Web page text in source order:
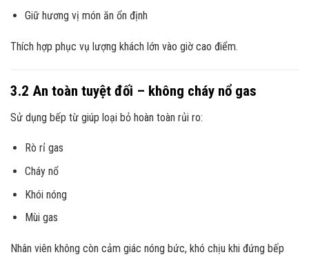
Giữ hương vị món ăn ổn định
Thích hợp phục vụ lượng khách lớn vào giờ cao điểm.
3.2 An toàn tuyệt đối – không cháy nổ gas
Sử dụng bếp từ giúp loại bỏ hoàn toàn rủi ro:
Rò rỉ gas
Cháy nổ
Khói nóng
Mùi gas
Nhân viên không còn cảm giác nóng bức, khó chịu khi đứng bếp